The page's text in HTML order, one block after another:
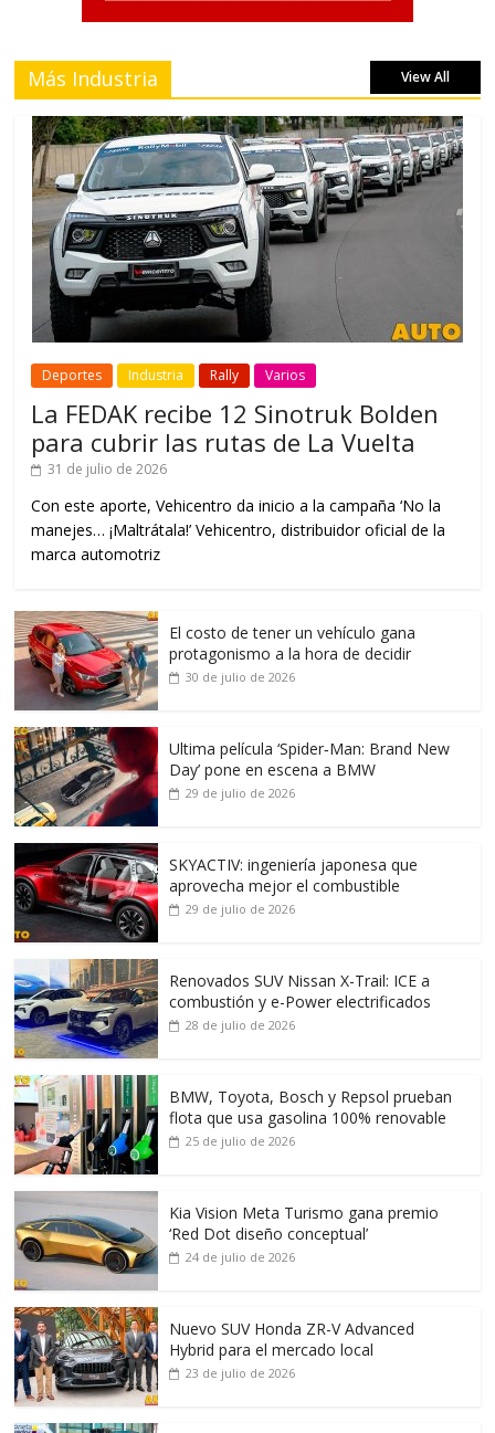
Más Industria View All
Deportes Industria Rally Varios
La FEDAK recibe 12 Sinotruk Bolden
para cubrir las rutas de La Vuelta
31 de julio de 2026
Con este aporte, Vehicentro da inicio a la campaña ‘No la
manejes… ¡Maltrátala!’ Vehicentro, distribuidor oficial de la
marca automotriz
El costo de tener un vehículo gana
protagonismo a la hora de decidir
30 de julio de 2026
Ultima película ‘Spider‑Man: Brand New
Day’ pone en escena a BMW
29 de julio de 2026
SKYACTIV: ingeniería japonesa que
aprovecha mejor el combustible
29 de julio de 2026
Renovados SUV Nissan X-Trail: ICE a
combustión y e-Power electrificados
28 de julio de 2026
BMW, Toyota, Bosch y Repsol prueban
flota que usa gasolina 100% renovable
25 de julio de 2026
Kia Vision Meta Turismo gana premio
‘Red Dot diseño conceptual’
24 de julio de 2026
Nuevo SUV Honda ZR-V Advanced
Hybrid para el mercado local
23 de julio de 2026